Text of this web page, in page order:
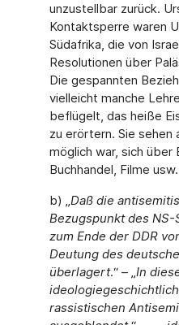
unzustellbar zurück.
Kontaktsperre waren
Südafrika, die von
Resolutionen über
Die gespannten
vielleicht manche
beflügelt, das heiße
zu erörtern. Sie sehen
möglich war, sich über
Buchhandel, Filme
b) „Daß die
Bezugspunkt des
zum Ende der DDR
Deutung des
überlagert.“ – „In
rassistischen